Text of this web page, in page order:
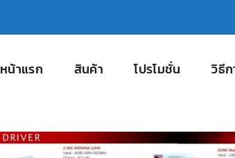
หน้าแรก สินค้า โปรโมชั่น วิธีก